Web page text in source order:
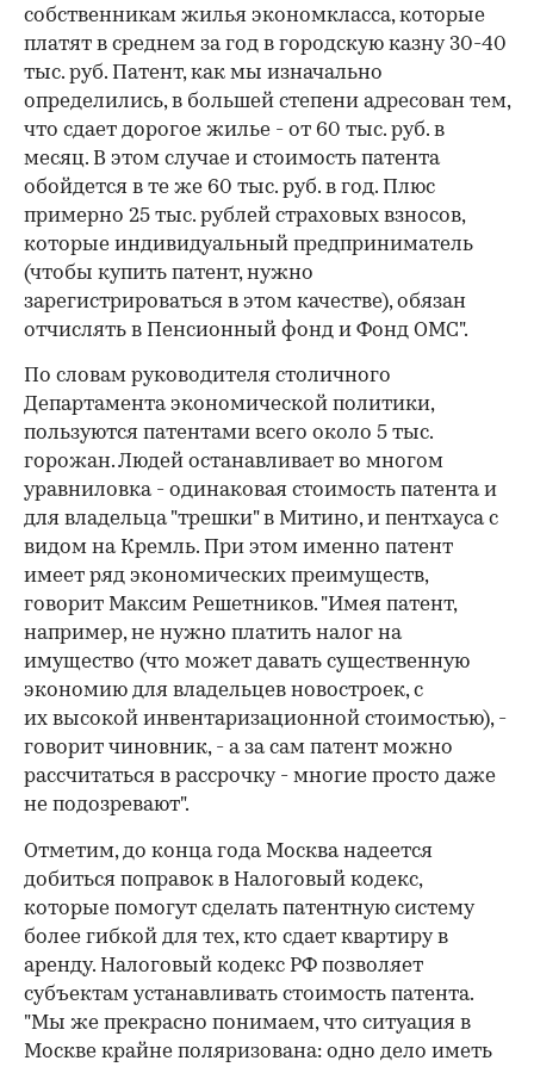
собственникам жилья экономкласса, которые
платят в среднем за год в городскую казну 30-40
тыс. руб. Патент, как мы изначально
определились, в большей степени адресован тем,
что сдает дорогое жилье - от 60 тыс. руб. в
месяц. В этом случае и стоимость патента
обойдется в те же 60 тыс. руб. в год. Плюс
примерно 25 тыс. рублей страховых взносов,
которые индивидуальный предприниматель
(чтобы купить патент, нужно
зарегистрироваться в этом качестве), обязан
отчислять в Пенсионный фонд и Фонд ОМС".
По словам руководителя столичного
Департамента экономической политики,
пользуются патентами всего около 5 тыс.
горожан. Людей останавливает во многом
уравниловка - одинаковая стоимость патента и
для владельца "трешки" в Митино, и пентхауса с
видом на Кремль. При этом именно патент
имеет ряд экономических преимуществ,
говорит Максим Решетников. "Имея патент,
например, не нужно платить налог на
имущество (что может давать существенную
экономию для владельцев новостроек, с
их высокой инвентаризационной стоимостью), -
говорит чиновник, - а за сам патент можно
рассчитаться в рассрочку - многие просто даже
не подозревают".
Отметим, до конца года Москва надеется
добиться поправок в Налоговый кодекс,
которые помогут сделать патентную систему
более гибкой для тех, кто сдает квартиру в
аренду. Налоговый кодекс РФ позволяет
субъектам устанавливать стоимость патента.
"Мы же прекрасно понимаем, что ситуация в
Москве крайне поляризована: одно дело иметь